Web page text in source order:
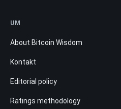
UM
About Bitcoin Wisdom
Kontakt
Editorial policy
Ratings methodology